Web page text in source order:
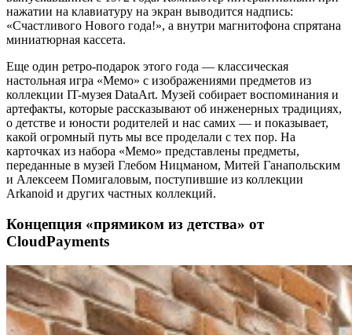
нажатии на клавиатуру на экран выводится надпись:
«Счастливого Нового года!», а внутри магнитофона спрятана
миниатюрная кассета.
Еще один ретро-подарок этого года — классическая
настольная игра «Мемо» с изображениями предметов из
коллекции IT-музея DataArt. Музей собирает воспоминания и
артефакты, которые рассказывают об инженерных традициях,
о детстве и юности родителей и нас самих — и показывает,
какой огромный путь мы все проделали с тех пор. На
карточках из набора «Мемо» представлены предметы,
переданные в музей Глебом Ницманом, Митей Ганапольским
и Алексеем Помигаловым, поступившие из коллекции
Arkanoid и других частных коллекций.
Концепция «прямиком из детства» от
СloudPayments